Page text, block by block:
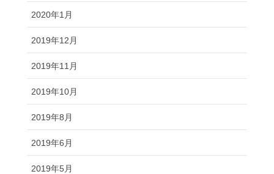
2020年1月
2019年12月
2019年11月
2019年10月
2019年8月
2019年6月
2019年5月